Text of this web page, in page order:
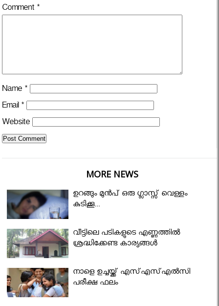
Comment *
Name *
Email *
Website
MORE NEWS
ഉറങ്ങും മുന്‍പ് ഒരു ഗ്ലാസ്സ് വെള്ളം
കുടിക്കൂ...
വീട്ടിലെ പടികളുടെ എണ്ണത്തിൽ
ശ്രദ്ധിക്കേണ്ട കാര്യങ്ങൾ
നാളെ ഉച്ചയ്ക്ക് എസ്എസ്എല്‍സി
പരീക്ഷ ഫലം